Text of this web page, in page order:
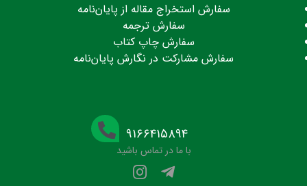
سفارش استخراج مقاله از پایان‌نامه
سفارش ترجمه
سفارش چاپ کتاب
سفارش مشارکت در نگارش پایان‌نامه
۹۱۶۶۴۱۵۸۹۴
با ما در تماس باشید